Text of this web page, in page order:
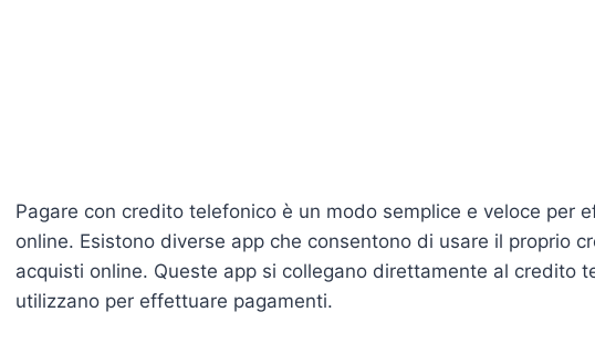
Pagare con credito telefonico è un modo semplice e veloce per
online. Esistono diverse app che consentono di usare il proprio
acquisti online. Queste app si collegano direttamente al credito
utilizzano per effettuare pagamenti.